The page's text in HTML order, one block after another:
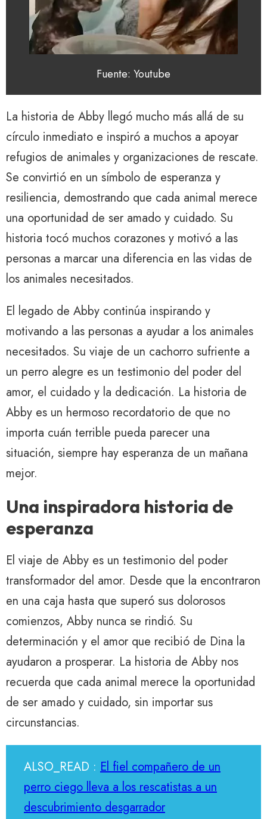
Fuente: Youtube
La historia de Abby llegó mucho más allá de su
círculo inmediato e inspiró a muchos a apoyar
refugios de animales y organizaciones de rescate.
Se convirtió en un símbolo de esperanza y
resiliencia, demostrando que cada animal merece
una oportunidad de ser amado y cuidado. Su
historia tocó muchos corazones y motivó a las
personas a marcar una diferencia en las vidas de
los animales necesitados.
El legado de Abby continúa inspirando y
motivando a las personas a ayudar a los animales
necesitados. Su viaje de un cachorro sufriente a
un perro alegre es un testimonio del poder del
amor, el cuidado y la dedicación. La historia de
Abby es un hermoso recordatorio de que no
importa cuán terrible pueda parecer una
situación, siempre hay esperanza de un mañana
mejor.
Una inspiradora historia de
esperanza
El viaje de Abby es un testimonio del poder
transformador del amor. Desde que la encontraron
en una caja hasta que superó sus dolorosos
comienzos, Abby nunca se rindió. Su
determinación y el amor que recibió de Dina la
ayudaron a prosperar. La historia de Abby nos
recuerda que cada animal merece la oportunidad
de ser amado y cuidado, sin importar sus
circunstancias.
ALSO_READ : El fiel compañero de un
perro ciego lleva a los rescatistas a un
descubrimiento desgarrador